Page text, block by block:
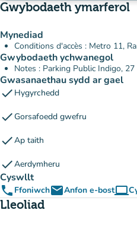
Gwybodaeth ymarferol
Mynediad
Conditions d'accès : Metro 11,
Gwybodaeth ychwanegol
Notes : Parking Public Indigo,
Gwasanaethau sydd ar gael
check Hygyrchedd
checkGorsafoedd gwefru
checkAp taith
checkAerdymheru
Cyswllt
phone FfoniwchemailAnfon e-bostcomputer
Lleoliad